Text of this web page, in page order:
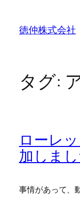
徳仲株式会社
タグ:
ローレ
加しま
事情があって、